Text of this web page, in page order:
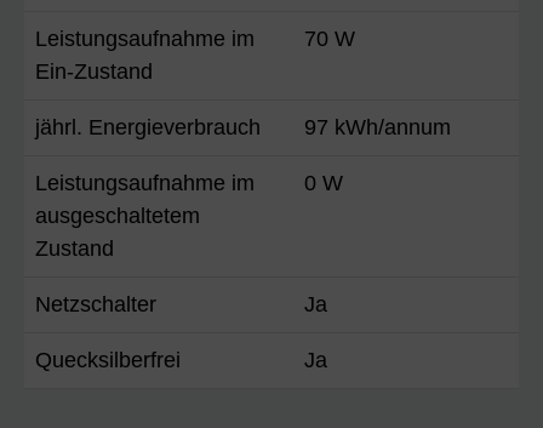
Leistungsaufnahme im
Ein-Zustand
70 W
jährl. Energieverbrauch 97 kWh/annum
Leistungsaufnahme im
ausgeschaltetem
Zustand
0 W
Netzschalter Ja
Quecksilberfrei Ja